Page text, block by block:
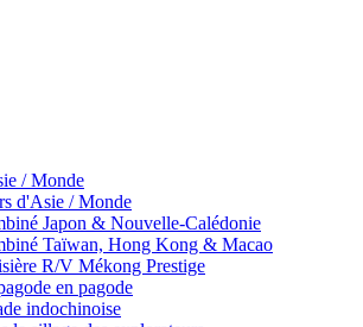
/ Monde
d'Asie / Monde
Japon & Nouvelle-Calédonie
Taïwan, Hong Kong & Macao
R/V Mékong Prestige
en pagode
indochinoise